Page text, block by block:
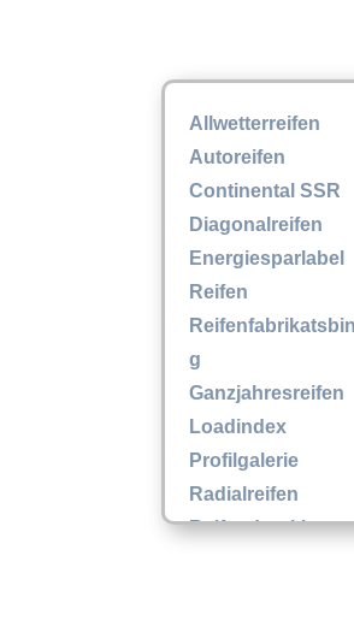
Allwetterreifen
Autoreifen
Continental SSR
Diagonalreifen
Energiesparlabel
Reifen
g
Ganzjahresreifen
Loadindex
Profilgalerie
Radialreifen